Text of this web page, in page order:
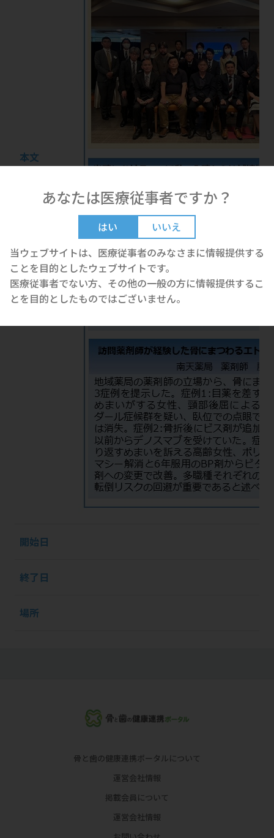
あなたは医療従事者ですか？
はい
いいえ
当ウェブサイトは、医療従事者のみなさまに情報提供する
ことを目的としたウェブサイトです。
医療従事者でない方、その他の一般の方に情報提供するこ
とを目的としたものではございません。
本文
開始日
終了日
場所
骨と歯の健康連携ポータルについて
運営会社情報
掲載会員について
運営会社情報